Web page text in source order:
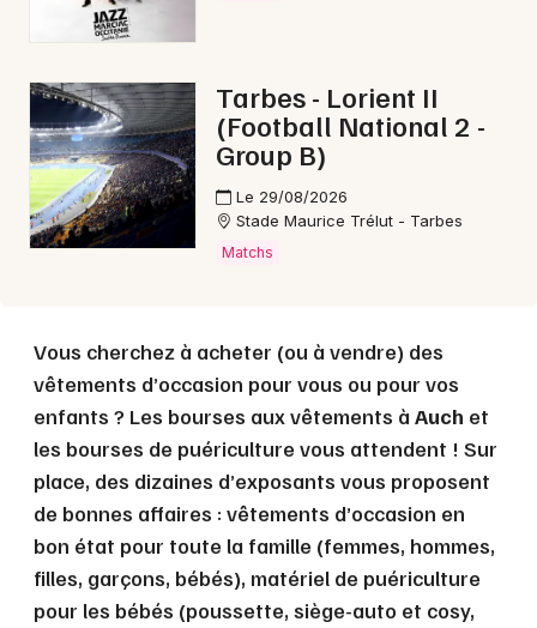
Choisir mes départements
Mon email
Je m'abonne
Tarbes - Lorient II
(Football National 2 -
Group B)
Le 29/08/2026
Stade Maurice Trélut - Tarbes
Matchs
Vous cherchez à acheter (ou à vendre) des
vêtements d’occasion pour vous ou pour vos
enfants ? Les bourses aux vêtements à Auch et
les bourses de puériculture vous attendent ! Sur
place, des dizaines d’exposants vous proposent
de bonnes affaires : vêtements d’occasion en
bon état pour toute la famille (femmes, hommes,
filles, garçons, bébés), matériel de puériculture
pour les bébés (poussette, siège-auto et cosy,